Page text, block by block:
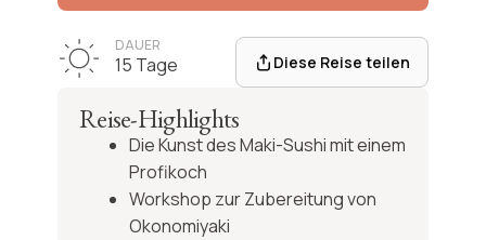
DAUER
15 Tage Diese Reise teilen
Reise-Highlights
Die Kunst des Maki-Sushi mit einem
Profikoch
Workshop zur Zubereitung von
Okonomiyaki